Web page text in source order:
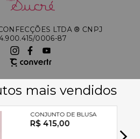
LTDA ®️ CNPJ
0006-87